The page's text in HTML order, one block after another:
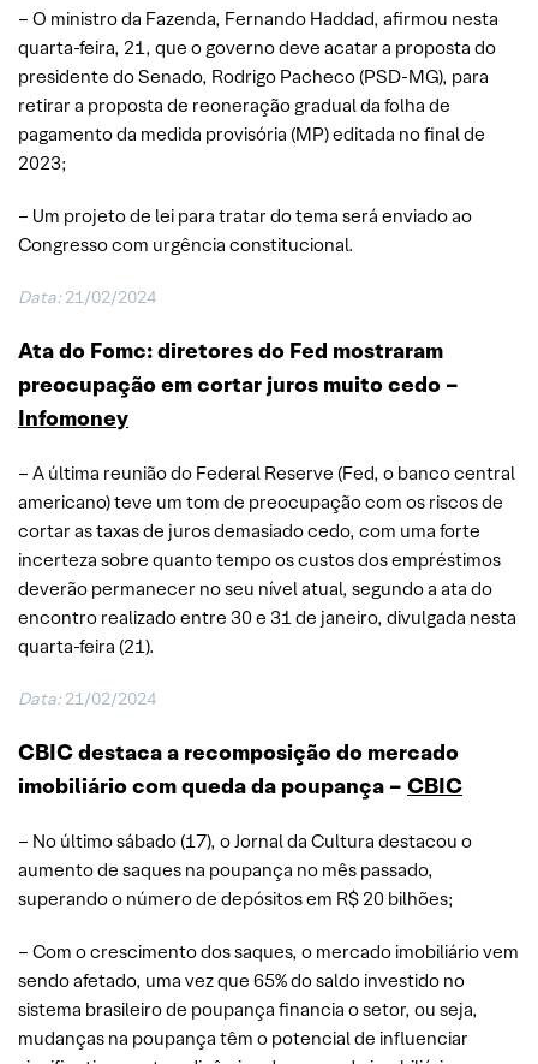
– O ministro da Fazenda, Fernando Haddad, afirmou nesta
quarta-feira, 21, que o governo deve acatar a proposta do
presidente do Senado, Rodrigo Pacheco (PSD-MG), para
retirar a proposta de reoneração gradual da folha de
pagamento da medida provisória (MP) editada no final de
2023;
– Um projeto de lei para tratar do tema será enviado ao
Congresso com urgência constitucional.
Data: 21/02/2024
Ata do Fomc: diretores do Fed mostraram
preocupação em cortar juros muito cedo –
Infomoney
– A última reunião do Federal Reserve (Fed, o banco central
americano) teve um tom de preocupação com os riscos de
cortar as taxas de juros demasiado cedo, com uma forte
incerteza sobre quanto tempo os custos dos empréstimos
deverão permanecer no seu nível atual, segundo a ata do
encontro realizado entre 30 e 31 de janeiro, divulgada nesta
quarta-feira (21).
Data: 21/02/2024
CBIC destaca a recomposição do mercado
imobiliário com queda da poupança – CBIC
– No último sábado (17), o Jornal da Cultura destacou o
aumento de saques na poupança no mês passado,
superando o número de depósitos em R$ 20 bilhões;
– Com o crescimento dos saques, o mercado imobiliário vem
sendo afetado, uma vez que 65% do saldo investido no
sistema brasileiro de poupança financia o setor, ou seja,
mudanças na poupança têm o potencial de influenciar